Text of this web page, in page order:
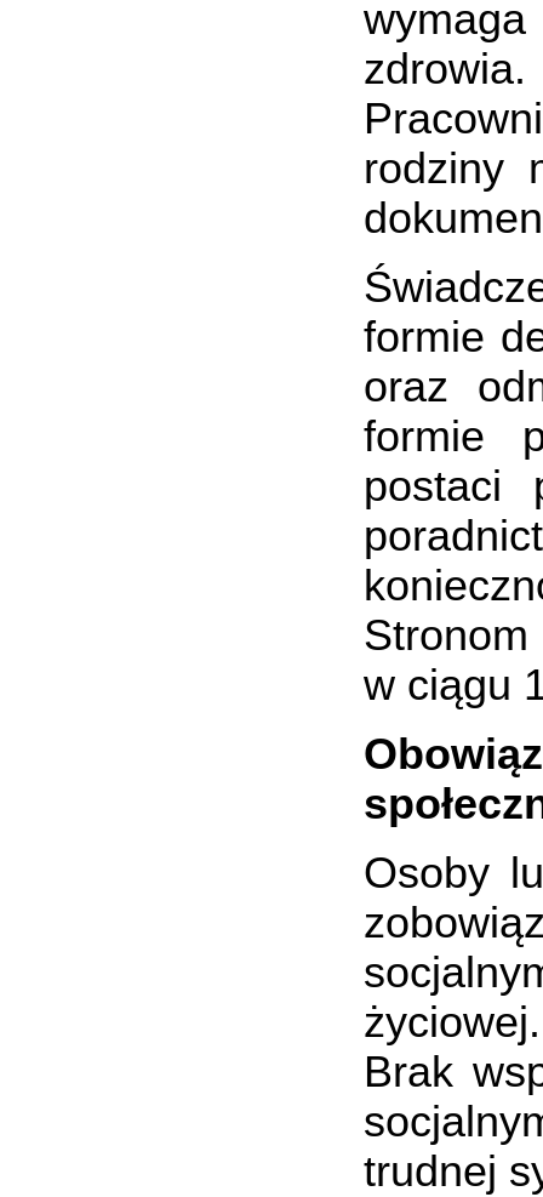
zdrowia.
rodziny
formie
oraz
formie
postaci
Stronom
w ciągu
Osoby
życiowej.
Brak
trudnej